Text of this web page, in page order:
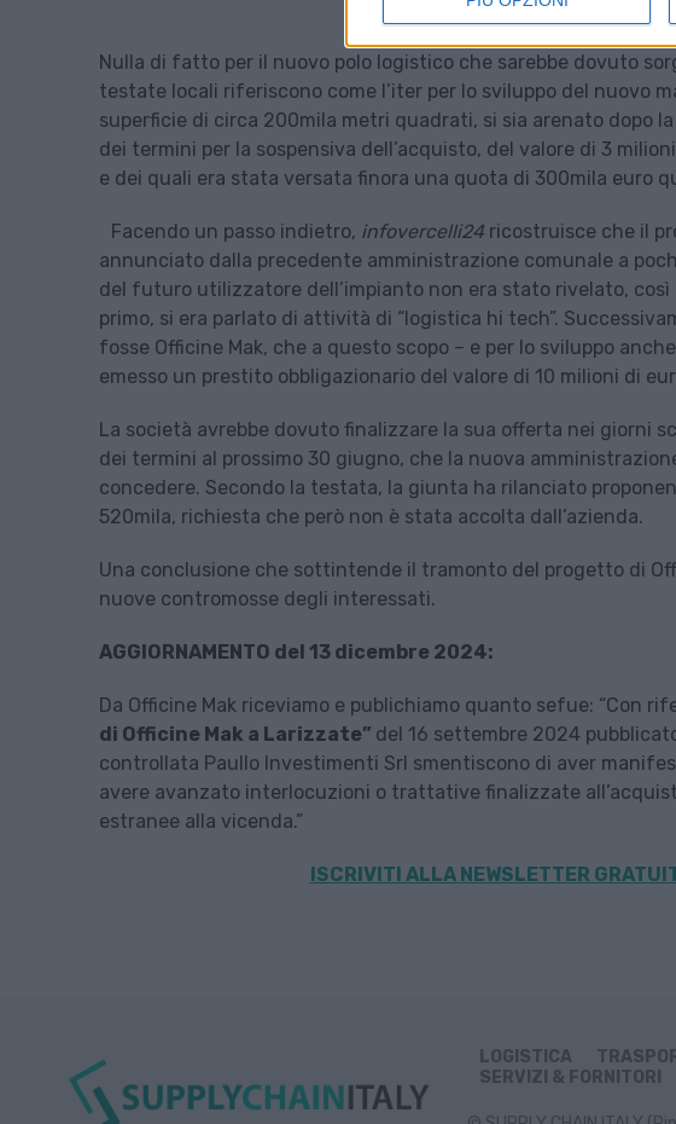
Nulla di fatto per il nuovo polo logistico che sarebbe dovuto
testate locali riferiscono come l’iter per lo sviluppo del nuovo
superficie di circa 200mila metri quadrati, si sia arenato dopo
dei termini per la sospensiva dell’acquisto, del valore di 3
e dei quali era stata versata finora una quota di 300mila euro
Facendo un passo indietro, infovercelli24 ricostruisce che il
annunciato dalla precedente amministrazione comunale a
del futuro utilizzatore dell’impianto non era stato rivelato, così
primo, si era parlato di attività di “logistica hi tech”.
fosse Officine Mak, che a questo scopo – e per lo sviluppo
emesso un prestito obbligazionario del valore di 10 milioni di
La società avrebbe dovuto finalizzare la sua offerta nei giorni
dei termini al prossimo 30 giugno, che la nuova
concedere. Secondo la testata, la giunta ha rilanciato
520mila, richiesta che però non è stata accolta dall’azienda.
Una conclusione che sottintende il tramonto del progetto di
nuove contromosse degli interessati.
AGGIORNAMENTO del 13 dicembre 2024:
Da Officine Mak riceviamo e publichiamo quanto sefue: “Con
di Officine Mak a Larizzate” del 16 settembre 2024
controllata Paullo Investimenti Srl smentiscono di aver
avere avanzato interlocuzioni o trattative finalizzate
estranee alla vicenda.”
ISCRIVITI ALLA NEWSLETTER
LOGISTICA
SERVIZI & FORNITORI